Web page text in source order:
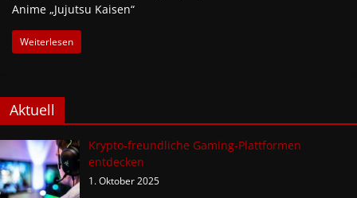
Anime „Jujutsu Kaisen“
Weiterlesen
Aktuell
Krypto-freundliche Gaming-Plattformen
entdecken
1. Oktober 2025